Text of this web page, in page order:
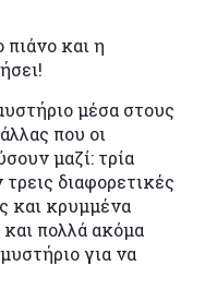
και η
μέσα στους
που οι
μαζί: τρία
διαφορετικές
και κρυμμένα
και πολλά ακόμα
για να